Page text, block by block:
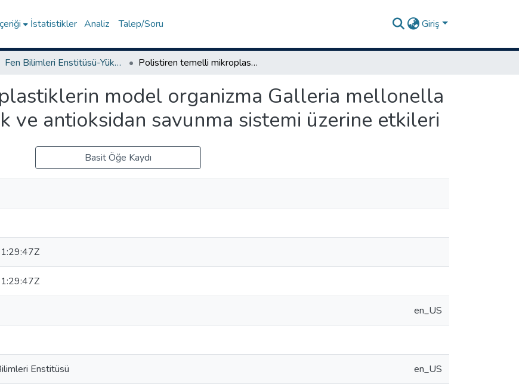
İstatistikler Analiz Talep/Soru Giriş
Fen Bilimleri Enstitüsü-Yüksek Lisans Tezleri Polistiren temelli mikroplastiklerin model organizma Galleria mellonella hemosit aracılı bağışıklık ve antioksidan savunma sistemi üzerine etkileri
model organizma Galleria mellonella
ve antioksidan savunma sistemi üzerine etkileri
Basit Öğe Kaydı
en_US
Enstitüsü en_US